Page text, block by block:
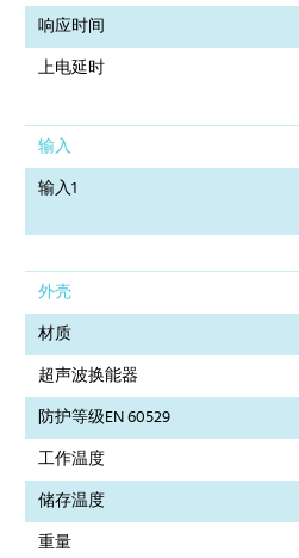
响应时间
上电延时
输入
输入1
外壳
材质
超声波换能器
防护等级EN 60529
工作温度
储存温度
重量